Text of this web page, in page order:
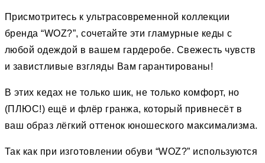
Присмотритесь к ультрасовременной коллекции
бренда “WOZ?”, сочетайте эти гламурные кеды с
любой одеждой в вашем гардеробе. Свежесть чувств
и завистливые взгляды Вам гарантированы!
В этих кедах не только шик, не только комфорт, но
(ПЛЮС!) ещё и флёр гранжа, который привнесёт в
ваш образ лёгкий оттенок юношеского максимализма.
Так как при изготовлении обуви “WOZ?” используются